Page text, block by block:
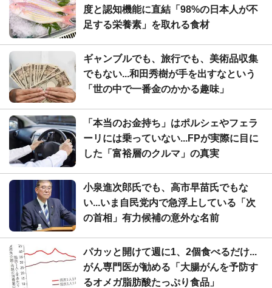
度と認知機能に直結「98%の日本人が不
足する栄養素」を取れる食材
ギャンブルでも、旅行でも、美術品収集
でもない...和田秀樹が手を出すなという
「世の中で一番金のかかる趣味」
「本当のお金持ち」はポルシェやフェラ
ーリには乗っていない...FPが実際に目に
した「富裕層のクルマ」の真実
小泉進次郎氏でも、高市早苗氏でもな
い...いま自民党内で急浮上している「次
の首相」有力候補の意外な名前
パカッと開けて週に1、2個食べるだけ...
がん専門医が勧める「大腸がんを予防す
るオメガ脂肪酸たっぷり食品」